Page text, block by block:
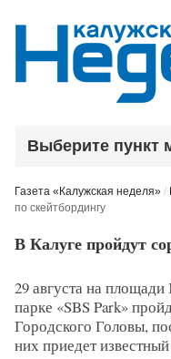
Выберите пункт
Газета «Калужская неделя» /
по скейтбордингу
В Калуге пройдут
29 августа на
парке «SBS Park»
Городского Головы,
них приедет